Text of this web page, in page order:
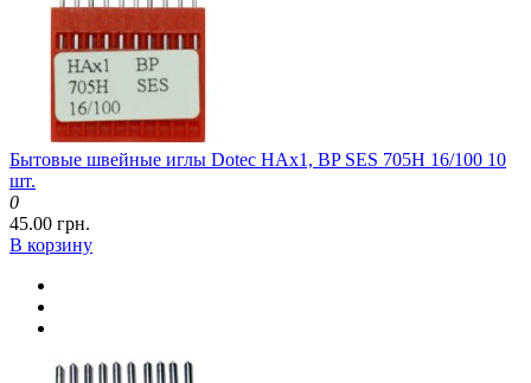
Бытовые швейные иглы Dotec HAx1, BP SES 705H 16/100 10
шт.
0
45.00 грн.
В корзину